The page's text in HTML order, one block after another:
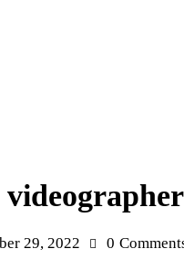
29, 2022 0